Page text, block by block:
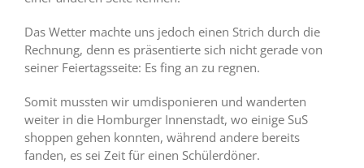
Das Wetter machte uns jedoch einen Strich durch die
Rechnung, denn es präsentierte sich nicht gerade von
seiner Feiertagsseite: Es fing an zu regnen.
Somit mussten wir umdisponieren und wanderten
weiter in die Homburger Innenstadt, wo einige SuS
shoppen gehen konnten, während andere bereits
fanden, es sei Zeit für einen Schülerdöner.